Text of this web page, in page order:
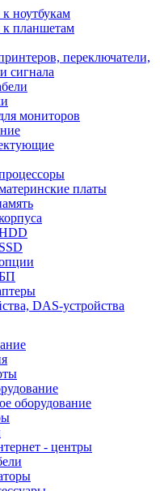
ноутбукам
к планшетам
переключатели,
сигнала
мониторов
платы
DAS-устройства
оборудование
- центры